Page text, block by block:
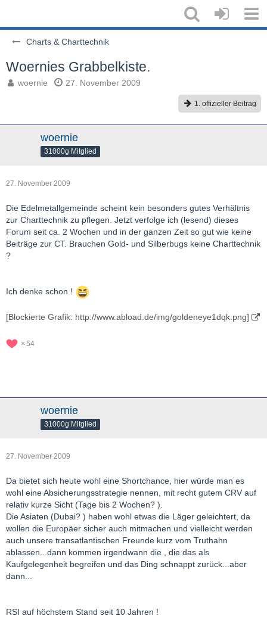
Charts & Charttechnik
Woernies Grabbelkiste.
woernie 27. November 2009
1. offizieller Beitrag
woernie
31000g Mitglied
27. November 2009
Die Edelmetallgemeinde scheint kein besonders gutes Verhältnis
zur Charttechnik zu pflegen. Jetzt verfolge ich (lesend) dieses
Forum seit ca. 2 Wochen und in der ganzen Zeit so gut wie keine
Beiträge zur CT. Brauchen Gold- und Silberbugs keine Charttechnik
?
Ich denke schon !
[Blockierte Grafik: http://www.abload.de/img/goldeneye1dqk.png]
54
woernie
31000g Mitglied
27. November 2009
Da bietet sich heute wohl eine Shortchance, hier würde man es
wohl eine Absicherungsstrategie nennen, mit recht gutem CRV auf
relativ kurze Sicht (Tage bis 2 Wochen? ).
Die Asiaten (Dubai? ) haben wohl etwas die Läger geleichtert, da
wollen die Europäer sicher auch mitmachen und vielleicht werden
auch unsere transatlantischen Freunde kurz vom Truthahn
ablassen...dann kommen irgendwann die , die das als
Kaufgelegenheit begreifen und das Ding schnappt zurück...aber
dann...
RSI auf höchstem Stand seit 10 Jahren !